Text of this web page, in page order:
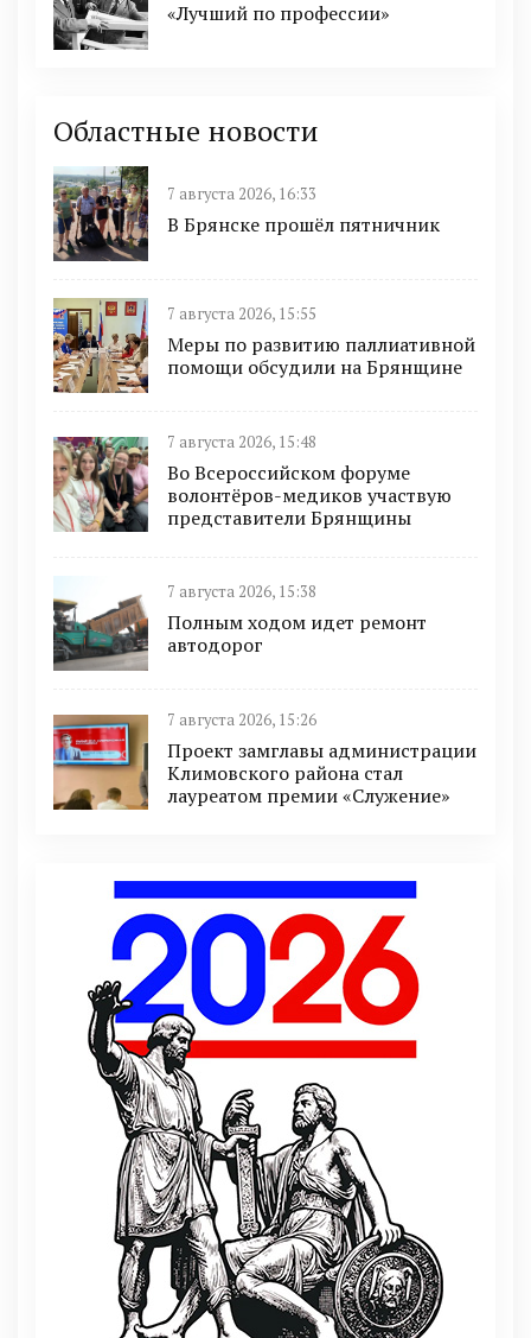
«Лучший по профессии»
Областные новости
7 августа 2026, 16:33
В Брянске прошёл пятничник
7 августа 2026, 15:55
Меры по развитию паллиативной
помощи обсудили на Брянщине
7 августа 2026, 15:48
Во Всероссийском форуме
волонтёров-медиков участвую
представители Брянщины
7 августа 2026, 15:38
Полным ходом идет ремонт
автодорог
7 августа 2026, 15:26
Проект замглавы администрации
Климовского района стал
лауреатом премии «Служение»